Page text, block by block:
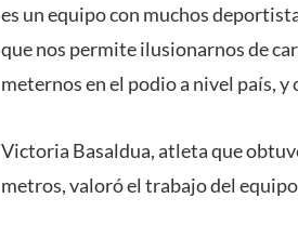
es un equipo con muchos
que nos permite ilusionarnos de
meternos en el podio a nivel país,
Victoria Basaldua, atleta que
metros, valoró el trabajo del